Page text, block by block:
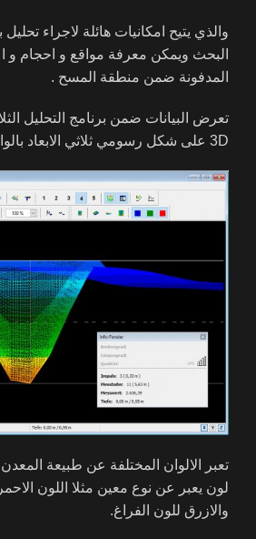
والذي يتيح امكانيات هائلة لاجراء
البحث ويمكن معرفة مواقع و احجام و
المدفونة ضمن منطقة المسح .
3D على شكل رسومي ثلاثي الابعاد بالوان مختلفة .
تعبر الالوان المختلفة عن طبيعة
لون يعبر عن نوع معين مثلا اللون
والازرق للون الفراغ.